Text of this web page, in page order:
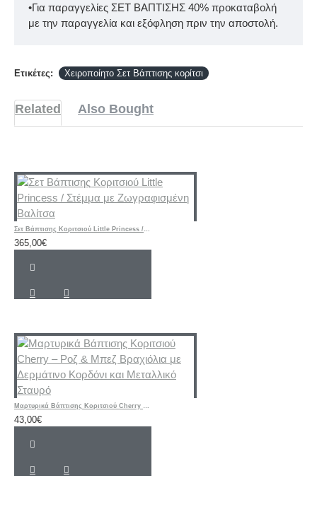
•Για παραγγελίες ΣΕΤ ΒΑΠΤΙΣΗΣ 40% προκαταβολή
με την παραγγελία και εξόφληση πριν την αποστολή.
Ετικέτες: Χειροποίητο Σετ Βάπτισης κορίτσι
Related Also Bought
365,00€
43,00€